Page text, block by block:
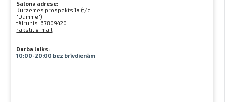
Salona adrese:
Kurzemes prospekts 1a (t/c
"Damme")
tālrunis: 67809420
rakstīt e-mail
Darba laiks:
10:00-20:00 bez brīvdienām